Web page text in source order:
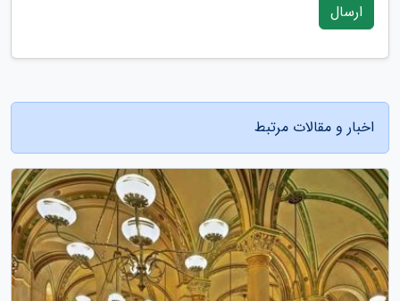
ارسال
اخبار و مقالات مرتبط